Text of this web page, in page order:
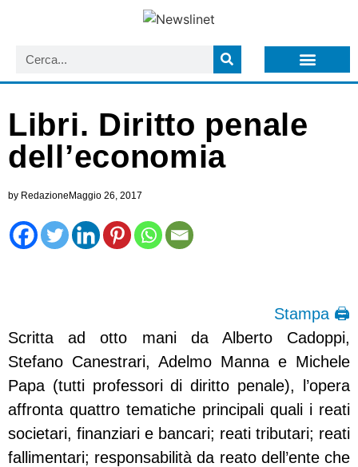
Libri. Diritto penale
dell’economia
by RedazioneMaggio 26, 2017
Stampa 🖨
Scritta ad otto mani da Alberto Cadoppi,
Stefano Canestrari, Adelmo Manna e Michele
Papa (tutti professori di diritto penale), l’opera
affronta quattro tematiche principali quali i reati
societari, finanziari e bancari; reati tributari; reati
fallimentari; responsabilità da reato dell’ente che